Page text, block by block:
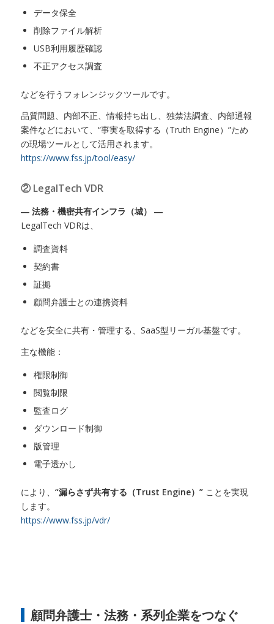
データ保全
削除ファイル解析
USB利用履歴確認
不正アクセス調査
などを行うフォレンジックツールです。
品質問題、内部不正、情報持ち出し、独禁法調査、内部通報
案件などにおいて、“事実を取得する（Truth Engine）”ため
の現場ツールとして活用されます。
https://www.fss.jp/tool/easy/
② LegalTech VDR
― 法務・機密共有インフラ（城） ―
LegalTech VDRは、
調査資料
契約書
証拠
顧問弁護士との連携資料
などを安全に共有・管理する、SaaS型リーガル基盤です。
主な機能：
権限制御
閲覧制限
監査ログ
ダウンロード制御
版管理
電子透かし
により、 “漏らさず共有する（Trust Engine）”ことを実現
します。
https://www.fss.jp/vdr/
顧問弁護士・法務・系列企業をつなぐ